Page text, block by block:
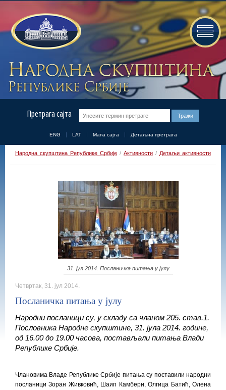
Претрага сајта
ENG LAT Мапа сајта Детаљна претрага
Народна скупштина Републике Србије / Активности / Детаљи активности
31. јул 2014. Посланичка питања у јулу
Четвртак, 31. јул 2014.
Посланичка питања у јулу
Народни посланици су, у складу са чланом 205. став.1.
Пословника Народне скупштине, 31. јула 2014. године,
од 16.00 до 19.00 часова, постављали питања Влади
Републике Србије.
Члановима Владе Републике Србије питања су поставили народни
посланици Зоран Живковић, Шаип Камбери, Олгица Батић, Олена